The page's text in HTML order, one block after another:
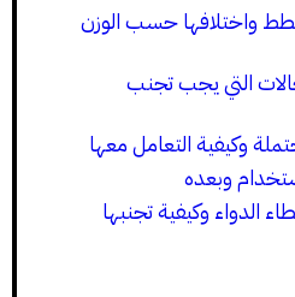
واختلافها حسب الوزن
التي يجب تجنب
وكيفية التعامل معها
وبعده
الدواء وكيفية تجنبها